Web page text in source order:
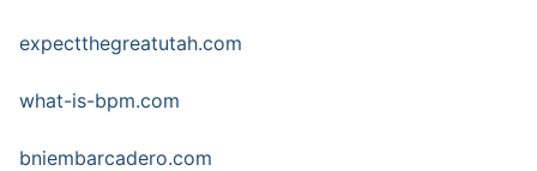
expectthegreatutah.com
what-is-bpm.com
bniembarcadero.com